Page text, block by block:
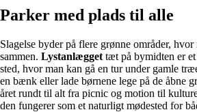
Parker med plads til alle
Slagelse byder på flere grønne områder,
sammen. Lystanlægget tæt på bymidten er
sted, hvor man kan gå en tur under gamle
en bænk eller lade børnene lege på de åbne
året rundt til alt fra picnic og motion til
den fungerer som et naturligt mødested for